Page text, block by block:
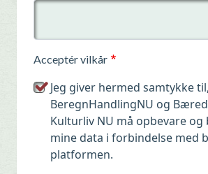
Acceptér vilkår
Jeg giver hermed samtykke
BeregnHandlingNU og
Kulturliv NU må opbevare og
mine data i forbindelse med
platformen.